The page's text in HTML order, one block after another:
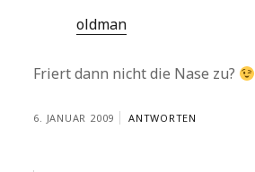
oldman
Friert dann nicht die Nase zu?
6. JANUAR 2009 ANTWORTEN